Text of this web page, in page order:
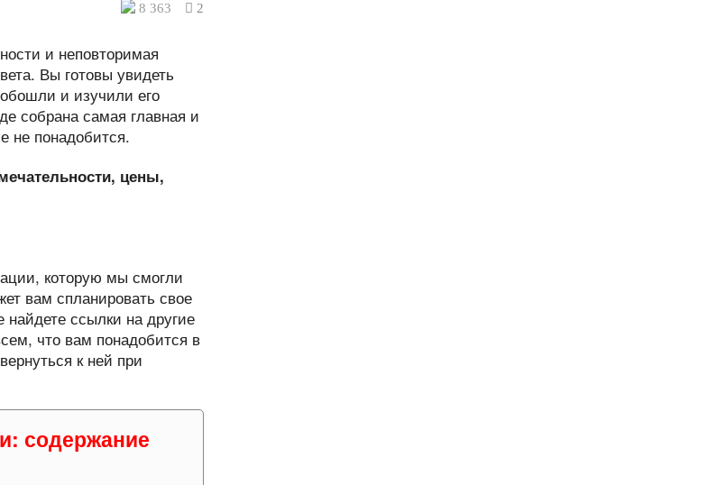
8 363 2
и неповторимая
Вы готовы увидеть
и изучили его
собрана самая главная и
не понадобится.
цены,
которую мы смогли
вам спланировать свое
ссылки на другие
что вам понадобится в
к ней при
содержание